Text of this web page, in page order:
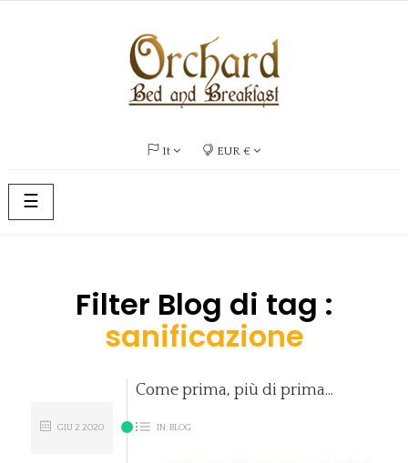
It EUR €
navigazione
Toggle
☰
Filter Blog di tag :
sanificazione
Come prima, più di prima...
IN: BLOG
GIU 2 2020